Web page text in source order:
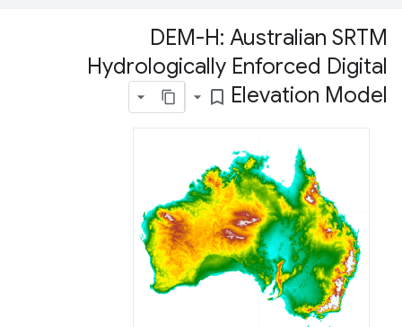
DEM-H: Australian SRTM
Hydrologically Enforced Digital
Elevation Model
bookmark_border